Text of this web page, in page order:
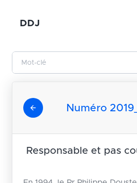
DDJ
Numéro
Responsable et pas